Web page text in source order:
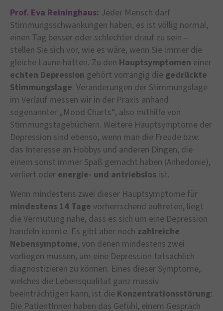
Prof. Eva Reininghaus: Jeder Mensch darf
Stimmungsschwankungen haben, es ist völlig normal,
einen Tag besser oder schlechter drauf zu sein –
stellen Sie sich vor, wie es wäre, wenn Sie immer die
gleiche Laune hätten. Zu den Hauptsymptomen einer
echten Depression gehört vorrangig die gedrückte
Stimmungslage. Veränderungen der Stimmungslage
im Verlauf messen wir in der Praxis anhand
sogenannter „Mood Charts“, also mithilfe von
Stimmungstagebüchern. Weitere Hauptsymptome der
Depression sind ebenso, wenn man die Freude bzw.
das Interesse an Hobbys und anderen Dingen, die
einem sonst immer Spaß gemacht haben (Anhedonie),
verliert oder energie- und antriebslos ist.
Wenn mindestens zwei dieser Hauptsymptome für
mindestens 14 Tage vorherrschend auftreten, liegt
die Vermutung nahe, dass es sich um eine Depression
handeln könnte. Es gibt aber noch zahlreiche
Nebensymptome, von denen mindestens zwei
vorliegen müssen, um eine Depression tatsächlich
diagnostizieren zu können. Eines dieser Symptome,
welches die Lebensqualität ganz massiv
beeinträchtigen kann, ist die Konzentrationsstörung:
Die PatientInnen haben das Gefühl, einem Gespräch